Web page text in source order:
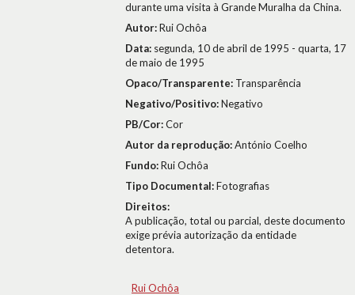
durante uma visita à Grande Muralha da China.
Autor:Rui Ochôa
Data: segunda, 10 de abril de 1995 - quarta, 17
de maio de 1995
Opaco/Transparente: Transparência
Negativo/Positivo:Negativo
PB/Cor:Cor
Autor da reprodução:António Coelho
Fundo:Rui Ochôa
Tipo Documental:Fotografias
Direitos:
A publicação, total ou parcial, deste documento
exige prévia autorização da entidade
detentora.
Rui Ochôa